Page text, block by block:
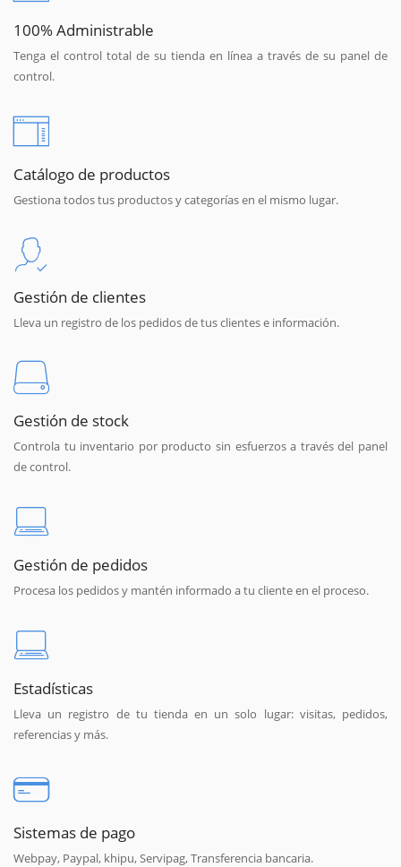
100% Administrable
Tenga el control total de su tienda en línea a través de su panel de
control.
Catálogo de productos
Gestiona todos tus productos y categorías en el mismo lugar.
Gestión de clientes
Lleva un registro de los pedidos de tus clientes e información.
Gestión de stock
Controla tu inventario por producto sin esfuerzos a través del panel
de control.
Gestión de pedidos
Procesa los pedidos y mantén informado a tu cliente en el proceso.
Estadísticas
Lleva un registro de tu tienda en un solo lugar: visitas, pedidos,
referencias y más.
Sistemas de pago
Webpay, Paypal, khipu, Servipag, Transferencia bancaria.